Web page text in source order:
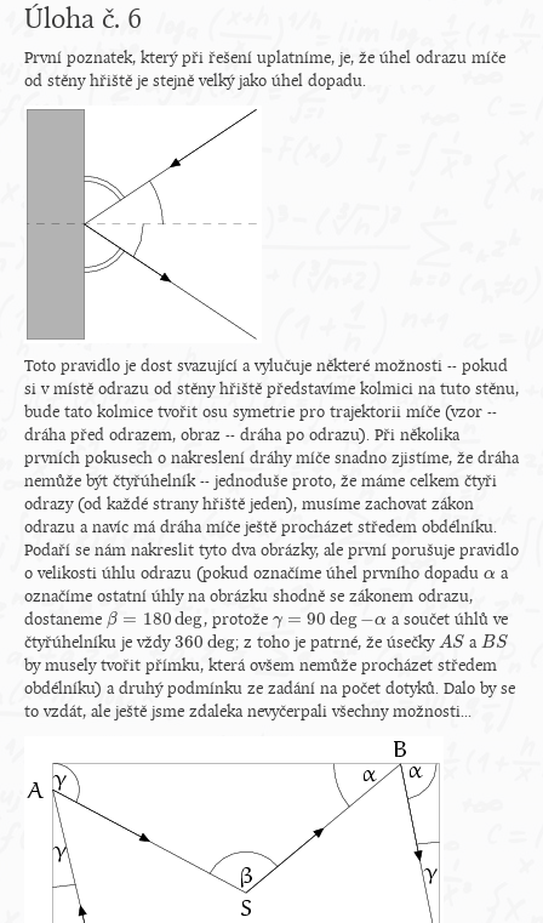
Úloha č. 6
První poznatek, který při řešení uplatníme, je, že úhel odrazu míče
od stěny hřiště je stejně velký jako úhel dopadu.
Toto pravidlo je dost svazující a vylučuje některé možnosti -- pokud
si v místě odrazu od stěny hřiště představíme kolmici na tuto stěnu,
bude tato kolmice tvořit osu symetrie pro trajektorii míče (vzor --
dráha před odrazem, obraz -- dráha po odrazu). Při několika
prvních pokusech o nakreslení dráhy míče snadno zjistíme, že dráha
nemůže být čtyřúhelník -- jednoduše proto, že máme celkem čtyři
odrazy (od každé strany hřiště jeden), musíme zachovat zákon
odrazu a navíc má dráha míče ještě procházet středem obdélníku.
Podaří se nám nakreslit tyto dva obrázky, ale první porušuje pravidlo
o velikosti úhlu odrazu (pokud označíme úhel prvního dopadu α
α a
označíme ostatní úhly na obrázku shodně se zákonem odrazu,
dostaneme β = 180deg
β= 180deg , protože γ = 90 deg−α
γ=90 deg−α
a součet úhlů ve
čtyřúhelníku je vždy360 deg
360deg ; z toho je patrné, že úsečkyAS
AS a BS
BS
by musely tvořit přímku, která ovšem nemůže procházet středem
obdélníku) a druhý podmínku ze zadání na počet dotyků. Dalo by se
to vzdát, ale ještě jsme zdaleka nevyčerpali všechny možnosti...